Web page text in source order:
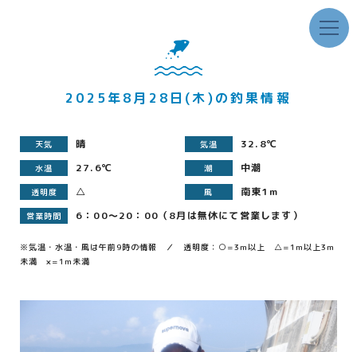
2025年8月28日(木)の釣果情報
天気 晴 気温 32.8℃
水温 27.6℃ 潮 中潮
透明度 △ 風 南東1m
営業時間 6：00～20：00（8月は無休にて営業します）
※気温・水温・風は午前9時の情報 ／ 透明度：○=3m以上 △=1m以上3m
未満 ×=1m未満